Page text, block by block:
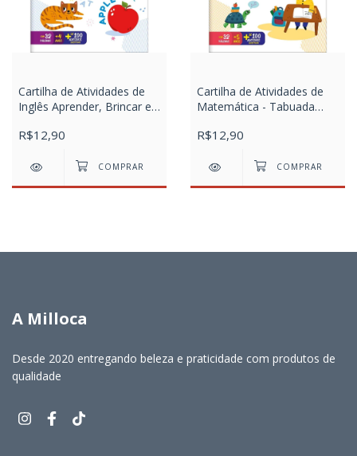
Cartilha de Atividades de
Inglês Aprender, Brincar e
R$12,90
Cartilha de Atividades de
Matemática - Tabuada
16 Folhas
R$12,90
A Milloca
Desde 2020 entregando beleza e praticidade com produtos de
qualidade